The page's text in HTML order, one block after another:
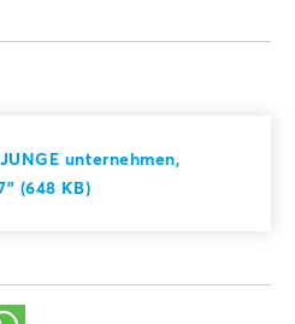
unternehmen,
(648 KB)